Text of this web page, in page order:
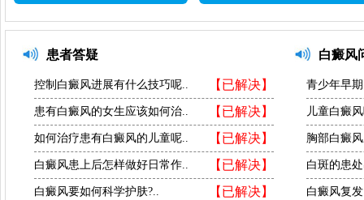
患者答疑
【已解决】
控制白癜风进展有什么技巧呢..
【已解决】
患有白癜风的女生应该如何治..
【已解决】
如何治疗患有白癜风的儿童呢..
【已解决】
白癜风患上后怎样做好日常作..
【已解决】
白癜风要如何科学护肤?..
白癜风
青少年早
儿童白癜
胸部白癜
白斑的患
白癜风复